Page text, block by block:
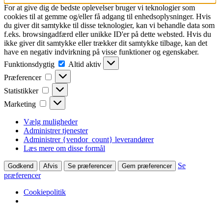
For at give dig de bedste oplevelser bruger vi teknologier som
cookies til at gemme og/eller få adgang til enhedsoplysninger. Hvis
du giver dit samtykke til disse teknologier, kan vi behandle data som
f.eks. browsingadfærd eller unikke ID'er på dette websted. Hvis du
ikke giver dit samtykke eller trækker dit samtykke tilbage, kan det
have en negativ indvirkning på visse funktioner og egenskaber.
Funktionsdygtig
Funktionsdygtig
Altid aktiv
Præferencer
Præferencer
Statistikker Statistikker
Marketing Marketing
Vælg muligheder
Administrer tjenester
Administrer {vendor_count} leverandører
Læs mere om disse formål
Godkend Afvis Se præferencer Gem præferencer
Se
præferencer
Cookiepolitik